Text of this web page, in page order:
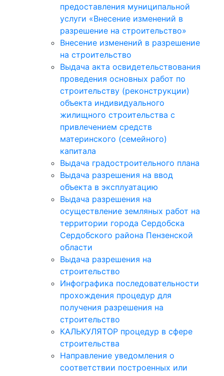
предоставления муниципальной
услуги «Внесение изменений в
разрешение на строительство»
Внесение изменений в разрешение
на строительство
Выдача акта освидетельствования
проведения основных работ по
строительству (реконструкции)
объекта индивидуального
жилищного строительства с
привлечением средств
материнского (семейного)
капитала
Выдача градостроительного плана
Выдача разрешения на ввод
объекта в эксплуатацию
Выдача разрешения на
осуществление земляных работ на
территории города Сердобска
Сердобского района Пензенской
области
Выдача разрешения на
строительство
Инфографика последовательности
прохождения процедур для
получения разрешения на
строительство
КАЛЬКУЛЯТОР процедур в сфере
строительства
Направление уведомления о
соответствии построенных или